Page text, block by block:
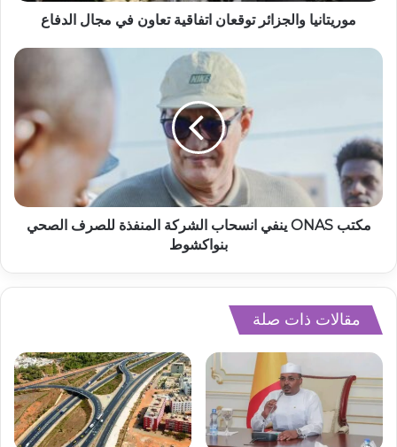
موريتانيا والجزائر توقعان اتفاقية تعاون في مجال الدفاع
مكتب ONAS ينفي انسحاب الشركة المنفذة للصرف الصحي
بنواكشوط
مقالات ذات صلة